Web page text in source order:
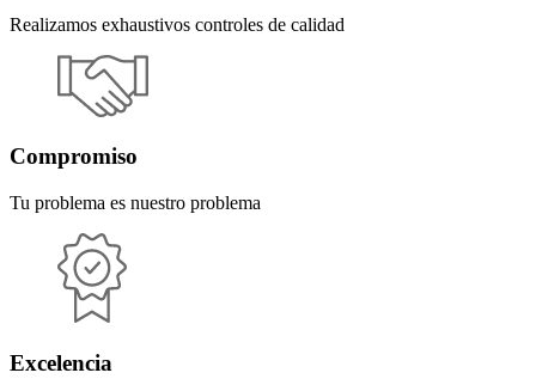
Realizamos exhaustivos controles de calidad
Compromiso
Tu problema es nuestro problema
Excelencia